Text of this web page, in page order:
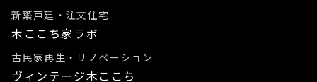
新築戸建・注文住宅
木ここち家ラボ
古民家再生・リノベーション
ヴィンテージ木ここち